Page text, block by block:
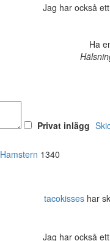
Jag har också
Ha
Privat inlägg
Hamstern 1340
tacokisses har
Jag har också